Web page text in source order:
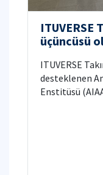
ITUVERSE
üçüncüsü
ITUVERSE
desteklenen
Enstitüsü